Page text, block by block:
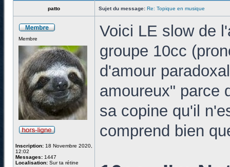
patto Sujet du message: Re: Topique en musique
Membre
Inscription: 18 Novembre 2020,
12:02
Messages: 1447
Localisation: Sur ta rétine
Voici LE slow de
groupe 10cc
d'amour
amoureux" parce
sa copine qu'il
comprend bien